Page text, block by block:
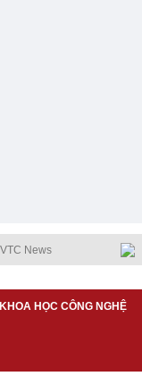
KHOA HỌC CÔNG NGHỆ